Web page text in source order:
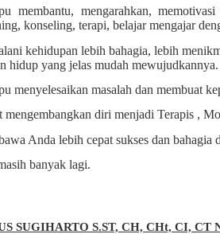
membantu, mengarahkan,
konseling, terapi, belajar mengajar
kehidupan lebih bahagia, lebih
hidup yang jelas mudah mewujudkannya.
menyelesaikan masalah dan membuat
mengembangkan diri menjadi Terapis ,
Anda lebih cepat sukses dan bahagia
banyak lagi.
SUGIHARTO S.ST, CH, CHt, CI, CT